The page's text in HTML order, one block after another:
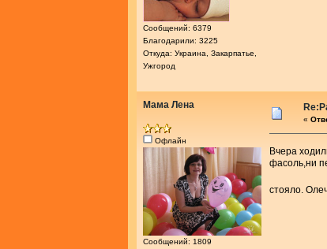
Сообщений: 6379
Благодарили: 3225
Откуда: Украина, Закарпатье,
Ужгород
Мама Лена
Офлайн
Сообщений: 1809
«
Вчера
фасоль,ни
стояло.